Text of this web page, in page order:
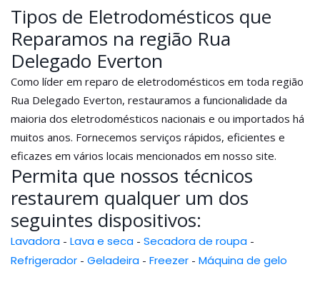
Tipos de Eletrodomésticos que
Reparamos na região Rua
Delegado Everton
Como líder em reparo de eletrodomésticos em toda região
Rua Delegado Everton, restauramos a funcionalidade da
maioria dos eletrodomésticos nacionais e ou importados há
muitos anos. Fornecemos serviços rápidos, eficientes e
eficazes em vários locais mencionados em nosso site.
Permita que nossos técnicos
restaurem qualquer um dos
seguintes dispositivos:
Lavadora - Lava e seca - Secadora de roupa -
Refrigerador - Geladeira - Freezer - Máquina de gelo